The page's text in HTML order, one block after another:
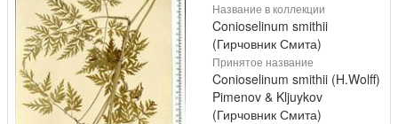
Название в коллекции
Conioselinum smithii
(Гирчовник Смита)
Принятое название
Conioselinum smithii (H.Wolff)
Pimenov & Kljuykov
(Гирчовник Смита)